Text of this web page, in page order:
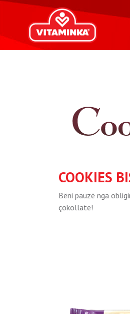
COOKIES
Bëni pauzë nga
çokollate!